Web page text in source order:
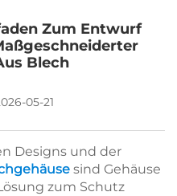
Zum Entwurf
Blech
05-21
Designs und der
sind Gehäuse
zum Schutz